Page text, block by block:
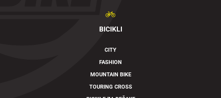
BICIKLI
CITY
FASHION
MOUNTAIN BIKE
TOURING CROSS